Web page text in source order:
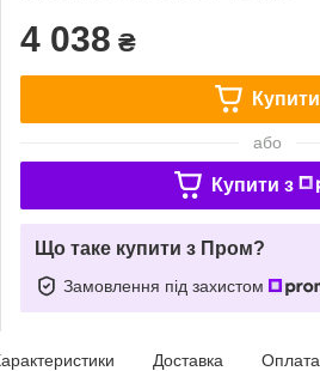
4 038 ₴
Купити
або
Купити з
Що таке купити з Пром?
Замовлення під захистом
Доставка Оплата